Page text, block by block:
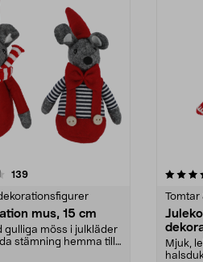
139recensioner
mus, 15 cm
gulliga möss i julkläder
stämning hemma till
4.5 av 5 stjärnor
Tomtar
cm
Mjuk,